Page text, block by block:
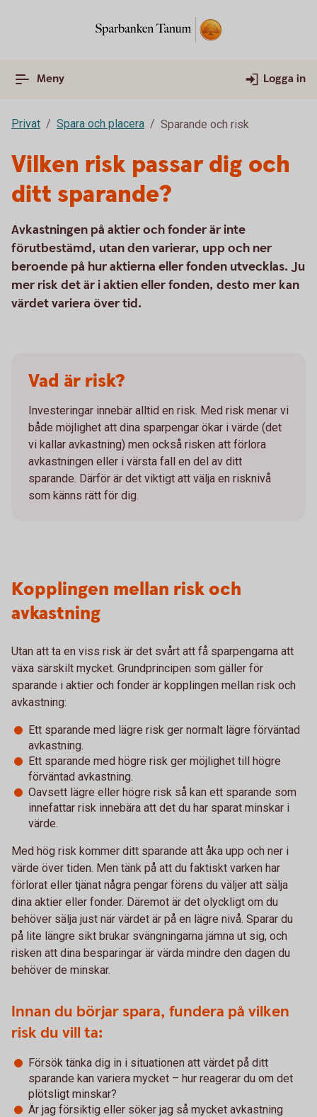
Meny Logga in
Privat Spara och placera Sparande och risk
Vilken risk passar dig och
ditt sparande?
Avkastningen på aktier och fonder är inte
förutbestämd, utan den varierar, upp och ner
beroende på hur aktierna eller fonden utvecklas. Ju
mer risk det är i aktien eller fonden, desto mer kan
värdet variera över tid.
Vad är risk?
Investeringar innebär alltid en risk. Med risk menar vi
både möjlighet att dina sparpengar ökar i värde (det
vi kallar avkastning) men också risken att förlora
avkastningen eller i värsta fall en del av ditt
sparande. Därför är det viktigt att välja en risknivå
som känns rätt för dig.
Kopplingen mellan risk och
avkastning
Utan att ta en viss risk är det svårt att få sparpengarna att
växa särskilt mycket. Grundprincipen som gäller för
sparande i aktier och fonder är kopplingen mellan risk och
avkastning:
Ett sparande med lägre risk ger normalt lägre förväntad
avkastning.
Ett sparande med högre risk ger möjlighet till högre
förväntad avkastning.
Oavsett lägre eller högre risk så kan ett sparande som
innefattar risk innebära att det du har sparat minskar i
värde.
Med hög risk kommer ditt sparande att åka upp och ner i
värde över tiden. Men tänk på att du faktiskt varken har
förlorat eller tjänat några pengar förens du väljer att sälja
dina aktier eller fonder. Däremot är det olyckligt om du
behöver sälja just när värdet är på en lägre nivå. Sparar du
på lite längre sikt brukar svängningarna jämna ut sig, och
risken att dina besparingar är värda mindre den dagen du
behöver de minskar.
Innan du börjar spara, fundera på vilken
risk du vill ta:
Försök tänka dig in i situationen att värdet på ditt
sparande kan variera mycket – hur reagerar du om det
plötsligt minskar?
Är jag försiktig eller söker jag så mycket avkastning